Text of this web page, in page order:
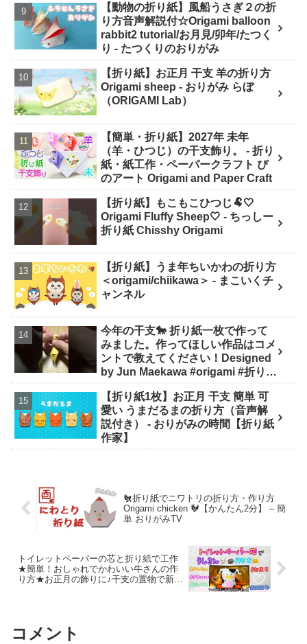
【動物の折り紙】風船うさぎ２の折
り方音声解説付☆Origami balloon
rabbit2 tutorial/お月見/卯年/たつく
り - たつくりのおりがみ
【折り紙】お正月 干支 羊の折り方
Origami sheep - おりがみ らぼ
（ORIGAMI Lab）
【簡単・折り紙】2027年 未年
（羊・ひつじ）の干支飾り。 - 折り
紙・紙工作・ペーパークラフト ぴ
のアート Origami and Paper Craft
【折り紙】もこもこひつじ🐏🤍
Origami Fluffy Sheep🤍 - ちっしー
折り紙 Chisshy Origami
【折り紙】うま年ちいかわの折り方
＜origami/chiikawa＞ - まこいくチ
ャンネル
今年の干支🐎 折り紙一枚で作って
みました。作ってほしい作品はコメ
ントで教えてください！Designed
by Jun Maekawa #origami #折り紙
【折り紙1枚】お正月 干支 簡単 可
愛い うまだるまの折り方（音声解
説付き） - おりがみの時間【折り紙
作家】
🐔折り紙でニワトリの折り方・作り方
Origami chicken 🐓【かんたん2分】 – 簡
単 おりがみTV
トイレットペーパーの芯と折り紙で工作
★簡単！おしゃれでかわいい牛さんの作
り方★お正月の飾りに♪干支の置物で新年
コメント